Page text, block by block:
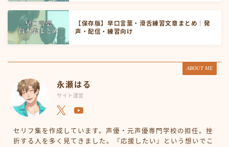
【保存版】早口言葉・滑舌練習文章まとめ｜発
声・配信・練習向け
ABOUT ME
永瀬はる
サイト運営
セリフ集を作成しています。声優・元声優専門学校の担任。挫
折する人を多く見てきました。『応援したい』という想いでこ